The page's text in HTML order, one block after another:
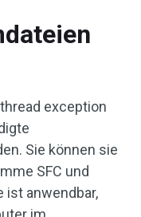
exception
Sie können sie
SFC und
ist anwendbar,